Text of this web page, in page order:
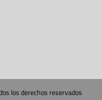
los derechos reservados